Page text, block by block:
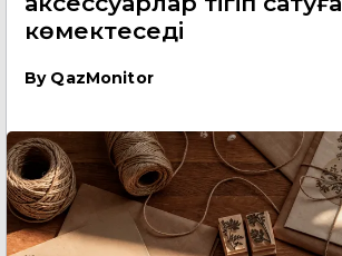
көмектеседі
By QazMonitor